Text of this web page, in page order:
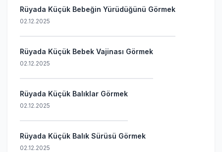
Rüyada Küçük Bebeğin Yürüdüğünü Görmek
02.12.2025
Rüyada Küçük Bebek Vajinası Görmek
02.12.2025
Rüyada Küçük Balıklar Görmek
02.12.2025
Rüyada Küçük Balık Sürüsü Görmek
02.12.2025